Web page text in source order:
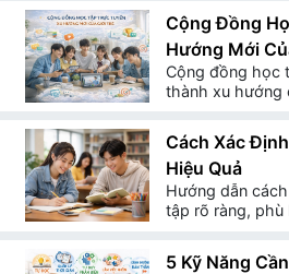
Hamhoc.com ra đời như một
nhiệm xã hội của Thang Loi
học sinh từ mầm non đến THPT,
và tính bền vững trong từng
Sứ mệnh
Chúng tôi hướng đến việc:
Đồng hành cùng học sinh có
hành và minh
cho: Đội ngũ tổ
Hamhoc.com
Cộng Đồng
Hướng Mới
Cộng đồng học
thành xu hướng
trong môi trường
Cách Xác
Hiệu Quả
Hướng dẫn
tập rõ ràng, phù
hoạch phát triển
5 Kỹ Năng